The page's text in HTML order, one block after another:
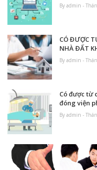
By admin -
CÓ ĐƯỢC
NHÀ ĐẤT
By admin -
Có được từ
đóng viện
By admin -